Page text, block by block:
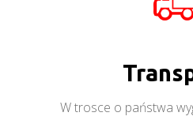
W trosce o państwa